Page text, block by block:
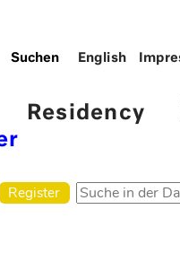
Residency
English
Register